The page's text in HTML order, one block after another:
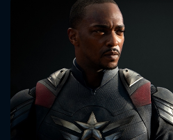
FACEBOOK